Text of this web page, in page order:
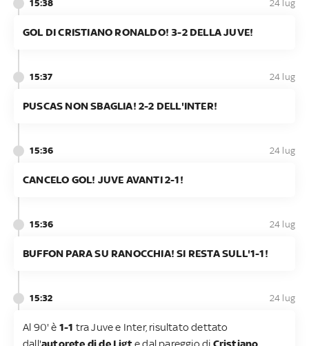
15:38 24 lug
GOL DI CRISTIANO RONALDO! 3-2 DELLA JUVE!
15:37 24 lug
PUSCAS NON SBAGLIA! 2-2 DELL'INTER!
15:36 24 lug
CANCELO GOL! JUVE AVANTI 2-1!
15:36 24 lug
BUFFON PARA SU RANOCCHIA! SI RESTA SULL'1-1!
15:32 24 lug
Al 90' è 1-1 tra Juve e Inter, risultato dettato
dall'
e dal pareggio di